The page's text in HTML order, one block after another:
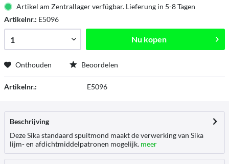
Artikel am Zentrallager verfügbar. Lieferung in 5-8 Tagen
Artikelnr.: E5096
Nu kopen
Onthouden Beoordelen
Artikelnr.: E5096
Beschrijving
Deze Sika standaard spuitmond maakt de verwerking van Sika
lijm- en afdichtmiddelpatronen mogelijk. meer